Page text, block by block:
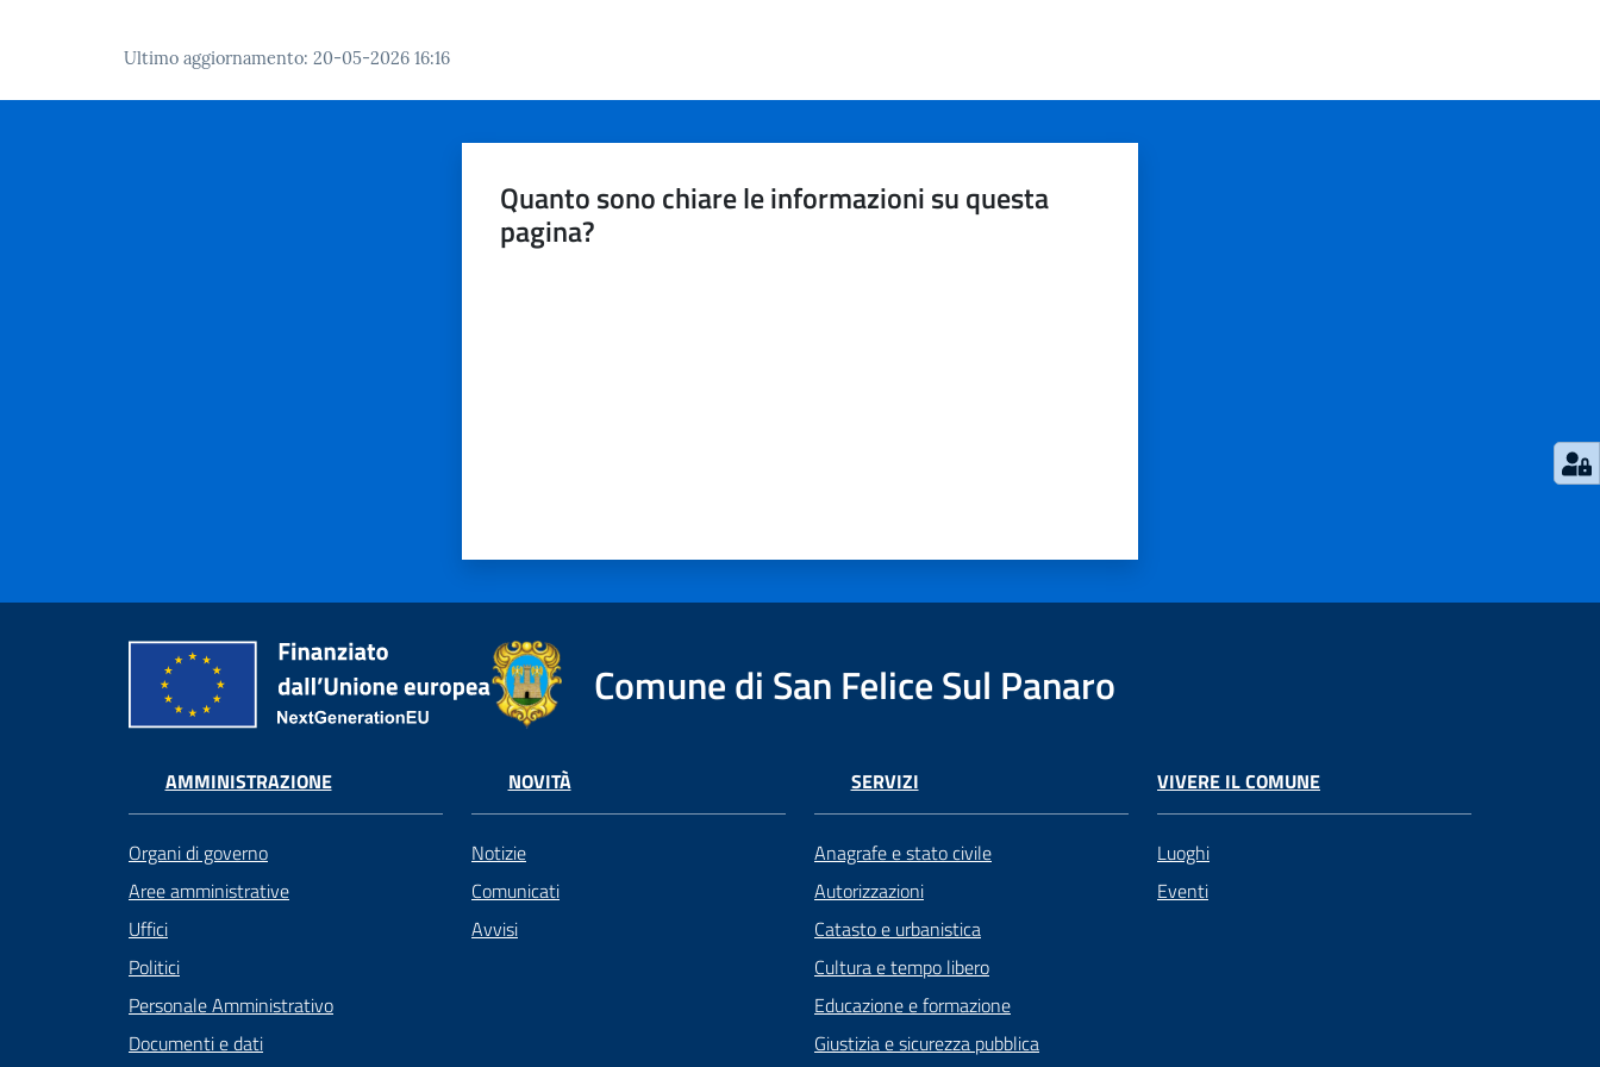
Ultimo aggiornamento: 20-05-2026 16:16
Quanto sono chiare le informazioni su questa
pagina?
Comune di San Felice Sul Panaro
AMMINISTRAZIONE
Organi di governo
Aree amministrative
Uffici
Politici
Personale Amministrativo
Documenti e dati
NOVITÀ
Notizie
Comunicati
Avvisi
SERVIZI
Anagrafe e stato civile
Autorizzazioni
Catasto e urbanistica
Cultura e tempo libero
Educazione e formazione
Giustizia e sicurezza pubblica
VIVERE IL COMUNE
Luoghi
Eventi